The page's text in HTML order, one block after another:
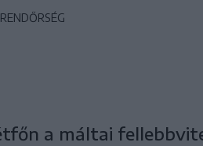
a máltai